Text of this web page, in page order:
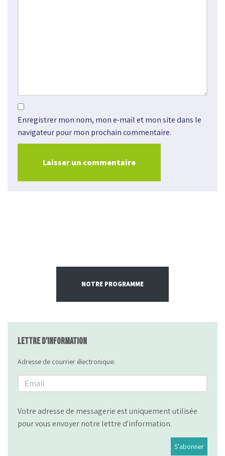
Enregistrer mon nom, mon e-mail et mon site dans le
navigateur pour mon prochain commentaire.
NOTRE PROGRAMME
Lettre d'information
Adresse de courrier électronique:
Votre adresse de messagerie est uniquement utilisée
pour vous envoyer notre lettre d'information.